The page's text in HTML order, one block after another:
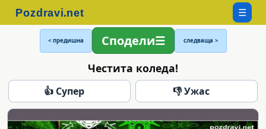
☰
< предишна Сподели следваща >
Честита коледа!
👍 Супер 👎 Ужас